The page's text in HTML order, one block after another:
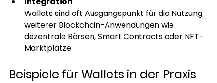
Wallets sind oft Ausgangspunkt für die Nutzung
weiterer Blockchain-Anwendungen wie
dezentrale Börsen, Smart Contracts oder NFT-
Marktplätze.
Beispiele für Wallets in der Praxis